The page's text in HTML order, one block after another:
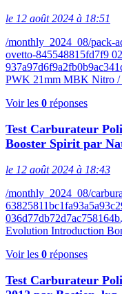
le 12 août 2024 à 18:51
/monthly_2024_08/pack-
ovetto-845548815fd7f9
PWK 21mm MBK Nitro /
Voir les 0 réponses
Test Carburateur
Booster Spirit par
le 12 août 2024 à 18:43
/monthly_2024_08/
Evolution Introduction
Voir les 0 réponses
Test Carburateur